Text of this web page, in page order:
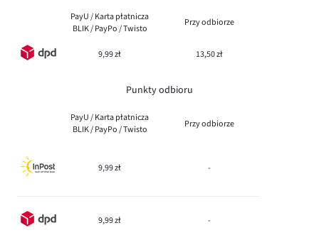
PayU / Karta płatnicza
BLIK / PayPo / Twisto
Przy odbiorze
9,99 zł 13,50 zł
Punkty odbioru
PayU / Karta płatnicza
BLIK / PayPo / Twisto
Przy odbiorze
9,99 zł -
9,99 zł -